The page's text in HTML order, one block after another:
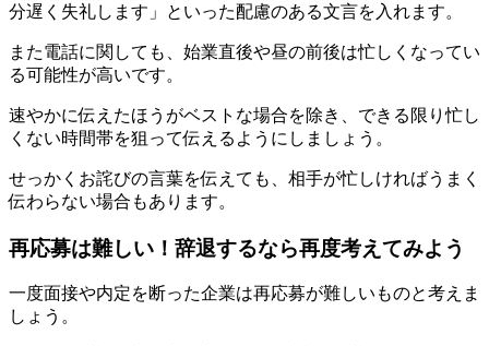
分遅く失礼します」といった配慮のある文言を入れます。
また電話に関しても、始業直後や昼の前後は忙しくなってい
る可能性が高いです。
速やかに伝えたほうがベストな場合を除き、できる限り忙し
くない時間帯を狙って伝えるようにしましょう。
せっかくお詫びの言葉を伝えても、相手が忙しければうまく
伝わらない場合もあります。
再応募は難しい！辞退するなら再度考えてみよう
一度面接や内定を断った企業は再応募が難しいものと考えま
しょう。